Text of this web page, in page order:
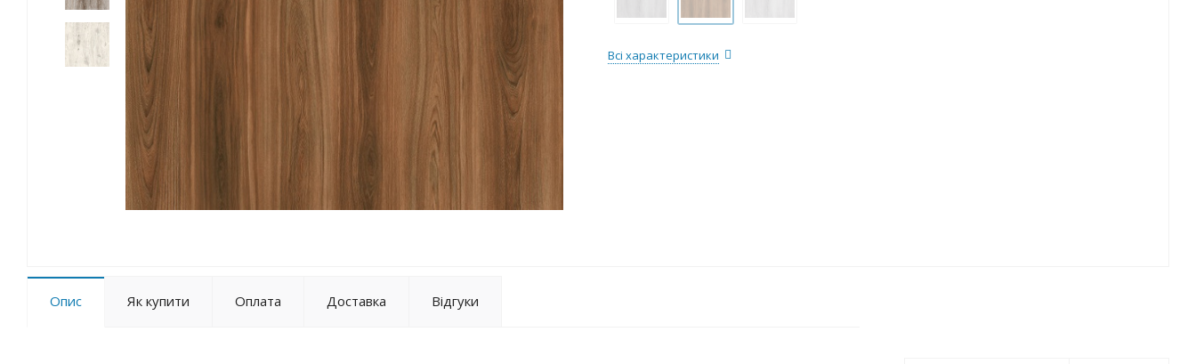
Всі характеристики
Опис Як купити Оплата Доставка Відгуки